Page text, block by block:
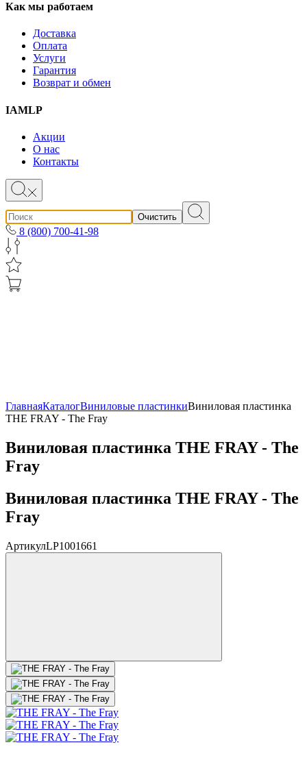
Как мы работаем
Доставка
Оплата
Услуги
Гарантия
Возврат и обмен
IAMLP
Акции
О нас
Контакты
Очистить
8 (800) 700-41-98
ГлавнаяКаталогВиниловые пластинкиВиниловая пластинка
THE FRAY - The Fray
Виниловая пластинка THE FRAY - The
Fray
Виниловая пластинка THE FRAY - The
Fray
АртикулLP1001661